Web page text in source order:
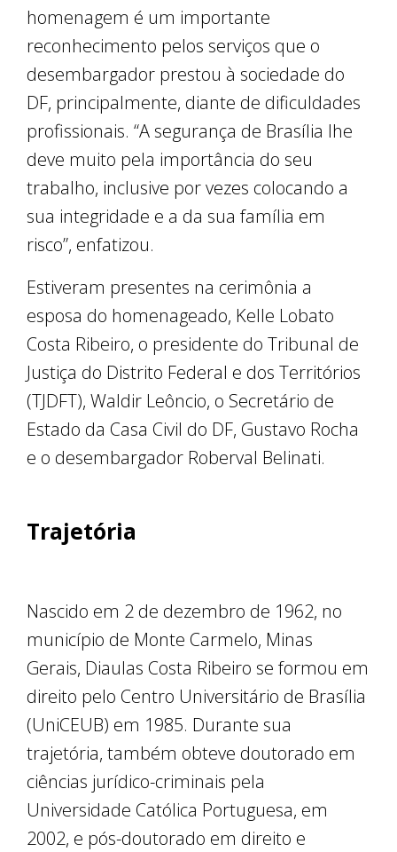
homenagem é um importante
reconhecimento pelos serviços que o
desembargador prestou à sociedade do
DF, principalmente, diante de dificuldades
profissionais. “A segurança de Brasília lhe
deve muito pela importância do seu
trabalho, inclusive por vezes colocando a
sua integridade e a da sua família em
risco”, enfatizou.
Estiveram presentes na cerimônia a
esposa do homenageado, Kelle Lobato
Costa Ribeiro, o presidente do Tribunal de
Justiça do Distrito Federal e dos Territórios
(TJDFT), Waldir Leôncio, o Secretário de
Estado da Casa Civil do DF, Gustavo Rocha
e o desembargador Roberval Belinati.
Trajetória
Nascido em 2 de dezembro de 1962, no
município de Monte Carmelo, Minas
Gerais, Diaulas Costa Ribeiro se formou em
direito pelo Centro Universitário de Brasília
(UniCEUB) em 1985. Durante sua
trajetória, também obteve doutorado em
ciências jurídico-criminais pela
Universidade Católica Portuguesa, em
2002, e pós-doutorado em direito e